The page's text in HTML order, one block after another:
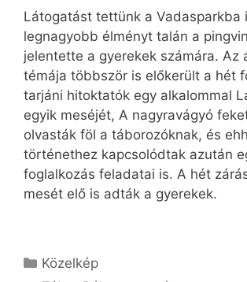
Látogatást tettünk a Vadasparkba
legnagyobb élményt talán a
jelentette a gyerekek számára. Az
témája többször is előkerült a hét
tarjáni hitoktatók egy alkalommal
egyik meséjét, A nagyravágyó
olvasták föl a táborozóknak, és
történethez kapcsolódtak azután
foglalkozás feladatai is. A hét
mesét elő is adták a gyerekek.
Kategória
Közelkép